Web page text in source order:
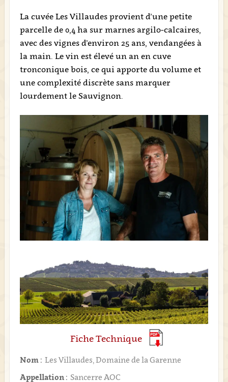
La cuvée Les Villaudes provient d’une petite
parcelle de 0,4 ha sur marnes argilo-calcaires,
avec des vignes d’environ 25 ans, vendangées à
la main. Le vin est élevé un an en cuve
tronconique bois, ce qui apporte du volume et
une complexité discrète sans marquer
lourdement le Sauvignon.
Fiche Technique
Nom : Les Villaudes, Domaine de la Garenne
Appellation : Sancerre AOC